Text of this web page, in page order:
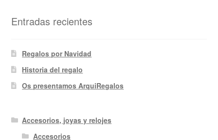
Entradas recientes
Regalos por Navidad
Historia del regalo
Os presentamos ArquiRegalos
Accesorios, joyas y relojes
Accesorios